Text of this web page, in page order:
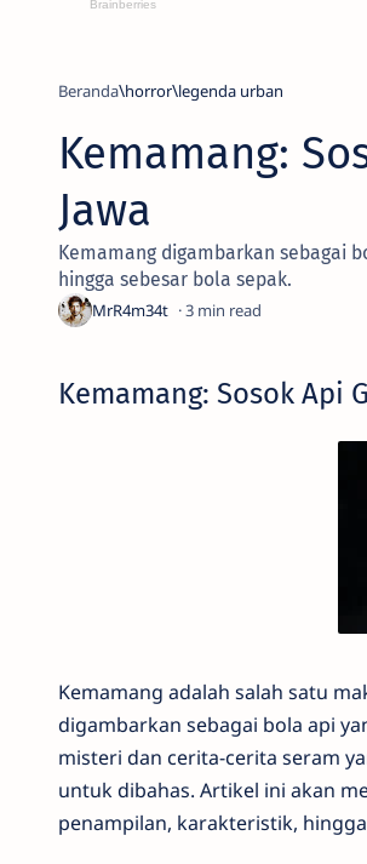
Beranda horror legenda urban
Kemamang:
Jawa
Kemamang digambarkan sebagai
hingga sebesar bola sepak.
3
Kemamang: Sosok Api
Kemamang adalah salah satu
digambarkan sebagai bola api
misteri dan cerita-cerita seram
untuk dibahas. Artikel ini akan
penampilan, karakteristik,